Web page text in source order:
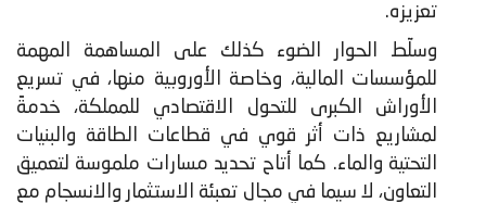
تعزيزه.
وسلّط الحوار الضوء كذلك على المساهمة المهمة
للمؤسسات المالية، وخاصة الأوروبية منها، في تسريع
الأوراش الكبرى للتحول الاقتصادي للمملكة، خدمةً
لمشاريع ذات أثر قوي في قطاعات الطاقة والبنيات
التحتية والماء. كما أتاح تحديد مسارات ملموسة لتعميق
التعاون، لا سيما في مجال تعبئة الاستثمار والانسجام مع